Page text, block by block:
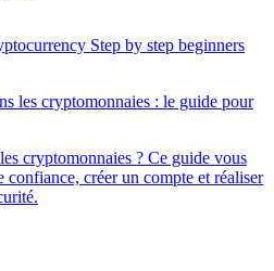
les cryptomonnaies : le guide pour
cryptomonnaies ? Ce guide vous
créer un compte et réaliser